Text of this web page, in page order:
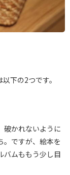
下の2つです。
破かれないように
。ですが、絵本を
バムももう少し目